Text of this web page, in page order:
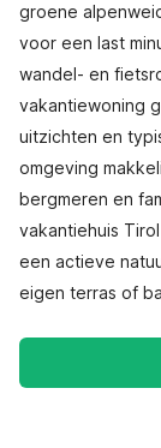
groene
voor een last
wandel- en
vakantiewoning
uitzichten en
omgeving
bergmeren en
vakantiehuis
een actieve
eigen terras of